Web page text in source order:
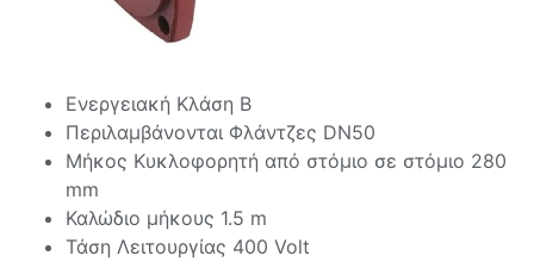
Ενεργειακή Κλάση Β
Περιλαμβάνονται Φλάντζες DN50
Μήκος Κυκλοφορητή από στόμιo σε στόμιο 280
mm
Καλώδιο μήκους 1.5 m
Τάση Λειτουργίας 400 Volt